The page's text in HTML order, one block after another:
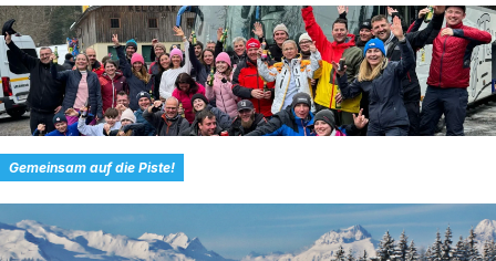
Gemeinsam auf die Piste!